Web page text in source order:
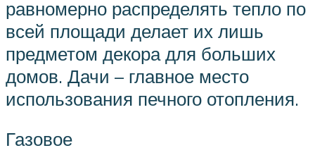
равномерно распределять тепло по
всей площади делает их лишь
предметом декора для больших
домов. Дачи – главное место
использования печного отопления.
Газовое